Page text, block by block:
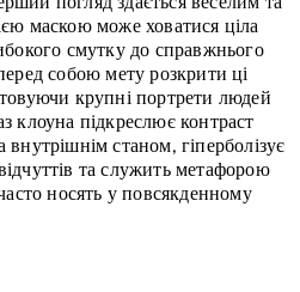
маскою може ховатися ціла
смутку до справжнього
собою мету розкрити ці
крупні портрети людей
клоуна підкреслює контраст
станом, гіперболізує
та служить метафорою
носять у повсякденному